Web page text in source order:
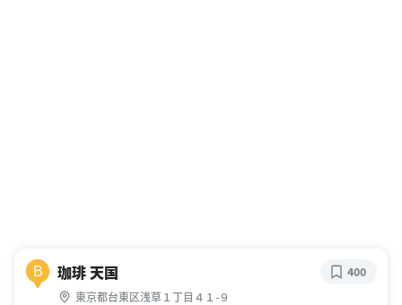
B 珈琲 天国
東京都台東区浅草１丁目４１-９
400